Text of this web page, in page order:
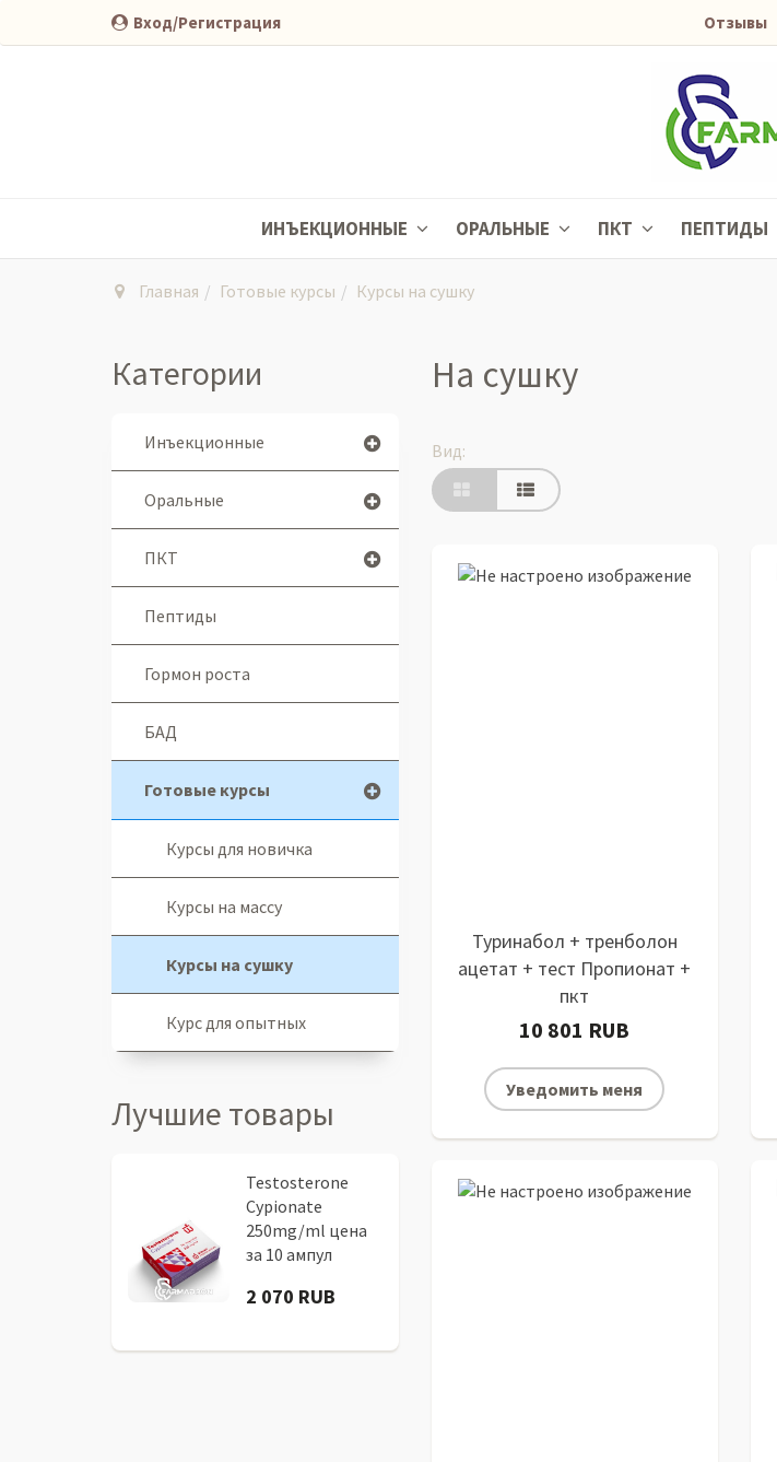
Вход/Регистрация Отзывы
ИНЪЕКЦИОННЫЕ ОРАЛЬНЫЕ ПКТ ПЕПТИДЫ
Главная Готовые курсы Курсы на сушку
На сушку
Вид:
Туринабол + тренболон
ацетат + тест Пропионат +
пкт
10 801 RUB
Уведомить меня
Категории
Инъекционные
Оральные
ПКТ
Пептиды
Гормон роста
БАД
Готовые курсы
Курсы для новичка
Курсы на массу
Курсы на сушку
Курс для опытных
Лучшие товары
Testosterone
Cypionate
250mg/ml цена
за 10 ампул
2 070 RUB